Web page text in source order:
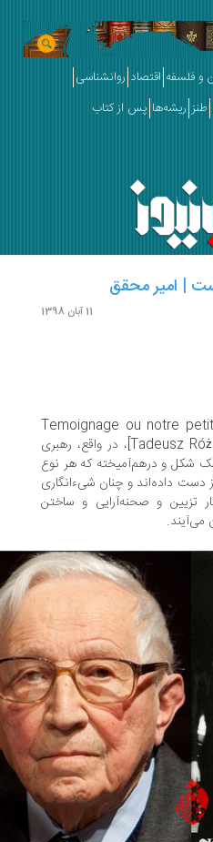
اقتصاد روانشناسی
پس از کتاب
محقق
» [Temoignage ou
Tadeusz Różewicz]، در واقع، رهبری
و درهم‌آمیخته که هر نوع
و چنان شیء‌انگاری
و صحنه‌آرایی و ساختن